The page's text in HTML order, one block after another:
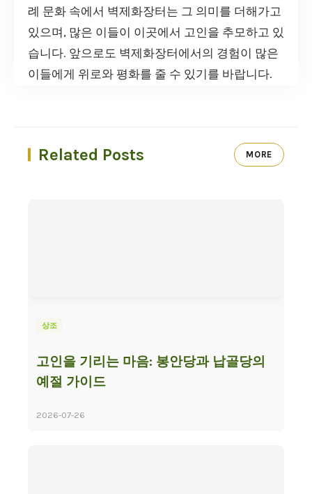
례 문화 속에서 벽제화장터는 그 의미를 더해가고
있으며, 많은 이들이 이곳에서 고인을 추모하고 있
습니다. 앞으로도 벽제화장터에서의 경험이 많은
이들에게 위로와 평화를 줄 수 있기를 바랍니다.
Related Posts MORE
상조
고인을 기리는 마음: 봉안당과 납골당의
예절 가이드
2026-07-26